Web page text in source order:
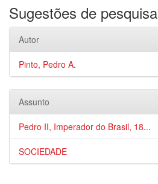
Sugestões de pesquisa
Autor
Pinto, Pedro A.
Assunto
Pedro II, Imperador do Brasil, 18...
SOCIEDADE